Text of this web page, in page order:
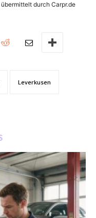
durch Carpr.de
Leverkusen